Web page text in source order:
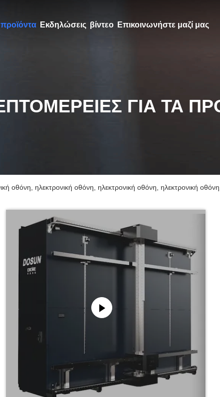
προϊόντα Εκδηλώσεις βίντεο Επικοινωνήστε μαζί μας
ΓΙΑ ΤΑ
οθόνη, ηλεκτρονική οθόνη, ηλεκτρονική οθόνη, ηλεκτρονική